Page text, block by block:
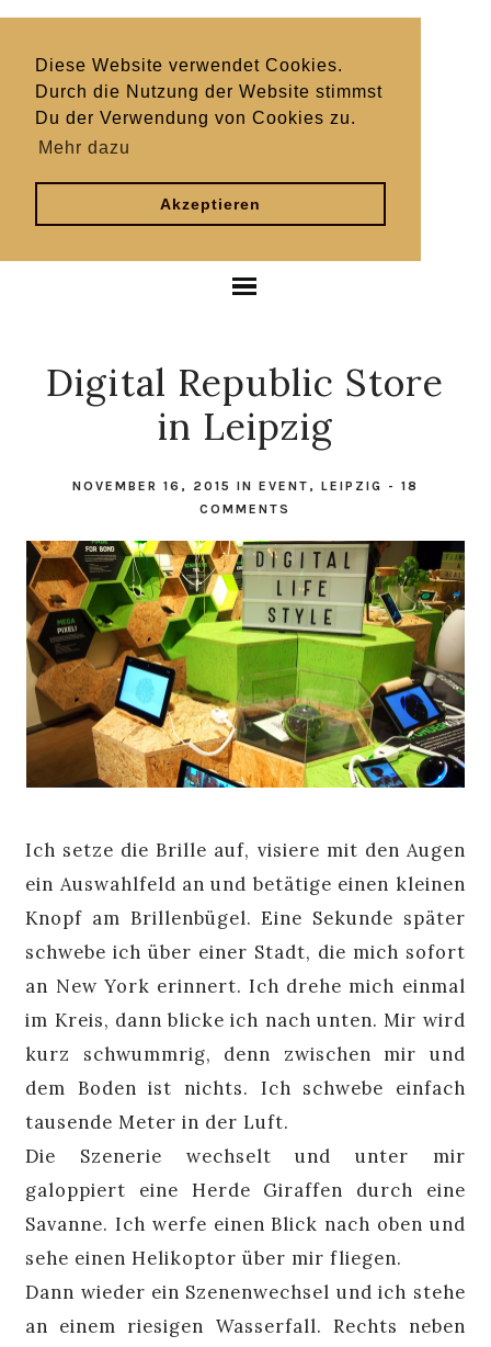
Diese Website verwendet Cookies.
Durch die Nutzung der Website stimmst
Du der Verwendung von Cookies zu.
Mehr dazu
Akzeptieren
Digital Republic Store
in Leipzig
NOVEMBER 16, 2015 IN EVENT , LEIPZIG - 18
COMMENTS
Ich setze die Brille auf, visiere mit den Augen
ein Auswahlfeld an und betätige einen kleinen
Knopf am Brillenbügel. Eine Sekunde später
schwebe ich über einer Stadt, die mich sofort
an New York erinnert. Ich drehe mich einmal
im Kreis, dann blicke ich nach unten. Mir wird
kurz schwummrig, denn zwischen mir und
dem Boden ist nichts. Ich schwebe einfach
tausende Meter in der Luft.
Die Szenerie wechselt und unter mir
galoppiert eine Herde Giraffen durch eine
Savanne. Ich werfe einen Blick nach oben und
sehe einen Helikoptor über mir fliegen.
Dann wieder ein Szenenwechsel und ich stehe
an einem riesigen Wasserfall. Rechts neben